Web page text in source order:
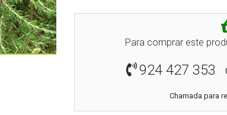
Para comprar este
924 427 353
Chamada para